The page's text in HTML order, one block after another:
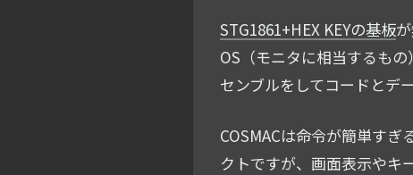
STG1861+HEX KEYの基板
OS（モニタに相当するも
センブルをしてコードとデ
COSMACは命令が簡単す
クトですが、画面表示やキ